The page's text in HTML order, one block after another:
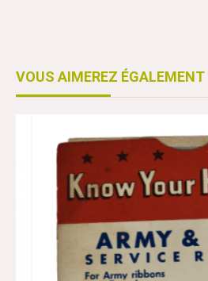
VOUS AIMEREZ ÉGALEMENT